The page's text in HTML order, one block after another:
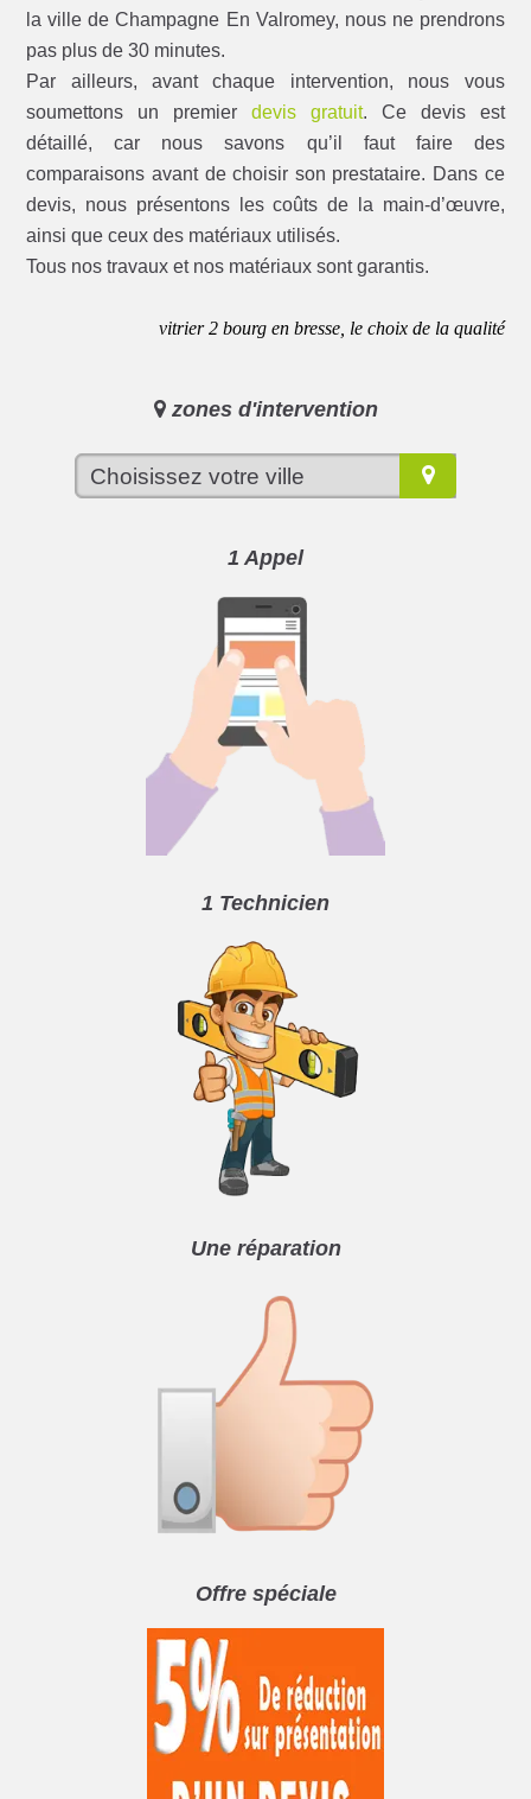
la ville de Champagne En Valromey, nous ne prendrons
pas plus de 30 minutes.
Par ailleurs, avant chaque intervention, nous vous
soumettons un premierdevis gratuit. Ce devis est
détaillé, car nous savons qu’il faut faire des
comparaisons avant de choisir son prestataire. Dans ce
devis, nous présentons les coûts de la main-d’œuvre,
ainsi que ceux des matériaux utilisés.
Tous nos travaux et nos matériaux sont garantis.
vitrier 2 bourg en bresse, le choix de la qualité
zones d'intervention
1 Appel
1 Technicien
Une réparation
Offre spéciale